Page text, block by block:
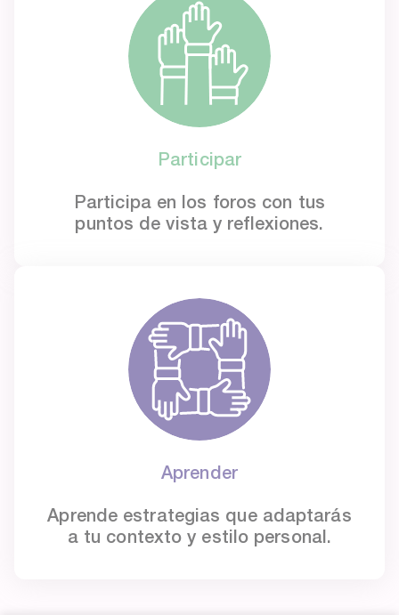
Participar
Participa en los foros con tus
puntos de vista y reflexiones.
Aprender
Aprende estrategias que adaptarás
a tu contexto y estilo personal.